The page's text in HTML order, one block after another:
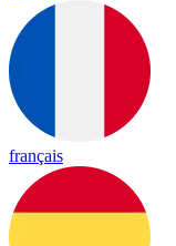
français